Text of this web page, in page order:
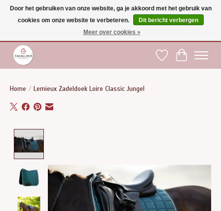
Gratis verzending vanaf €75 binnen BE - vanaf €100 naar EU | Voor 17:00 besteld is
dezelfde dag verzonden | Klantendienst: +32 (0)51 21 27 00 |
Verlanglijst
Home / Lemieux Zadeldoek Loire Classic Jungel
Door het gebruiken van onze website, ga je akkoord met het gebruik van
cookies om onze website te verbeteren.
Dit bericht verbergen
Meer over cookies »